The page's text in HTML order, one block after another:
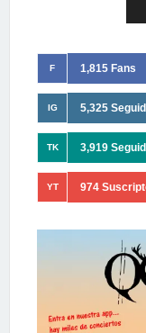
F 1,815 Fans
IG 5,325
TK 3,919
YT 974